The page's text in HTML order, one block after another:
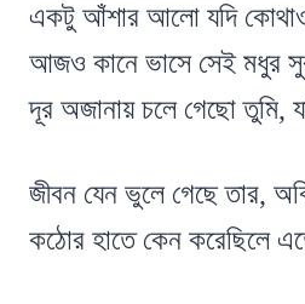
একটু আঁশার আলো যদি
আজও কানে ভাসে সেই মধুর
দূর অজানায় চলে গেছো তুমি,
জীবন যেন ভুলে গেছে তার,
কঠোর হাতে কেন করেছিলে